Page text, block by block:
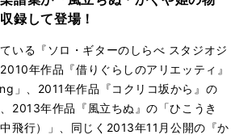
録して登場！
いる『ソロ・ギターのしらべ スタジオジ
年作品『借りぐらしのアリエッティ』
」、2011年作品『コクリコ坂から』の
、2013年作品『風立ちぬ』の「ひこうき
飛行）」、同じく2013年11月公開の『か